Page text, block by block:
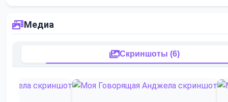
Медиа
Скриншоты (6)